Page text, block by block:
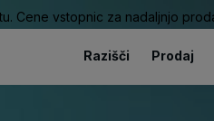
Cene vstopnic za nadaljnjo
Razišči Prodaj